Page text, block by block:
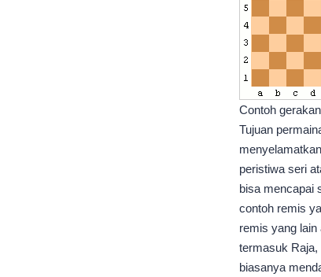
Contoh
Tujuan
peristiwa seri
bisa mencapai
contoh remis
remis yang lain
termasuk Raja,
biasanya